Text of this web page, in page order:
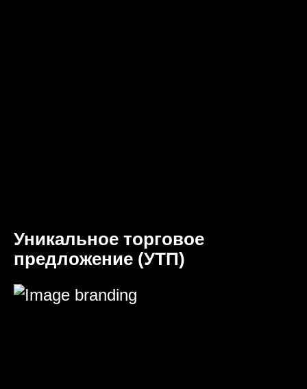
Уникальное торговое
предложение (УТП)